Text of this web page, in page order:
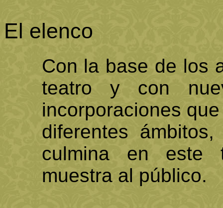
El elenco
Con la base de los
teatro y con
incorporaciones
diferentes
culmina en este
muestra al público.